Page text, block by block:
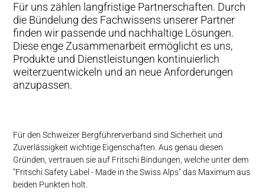
Für uns zählen langfristige Partnerschaften. Durch
die Bündelung des Fachwissens unserer Partner
finden wir passende und nachhaltige Lösungen.
Diese enge Zusammenarbeit ermöglicht es uns,
Produkte und Dienstleistungen kontinuierlich
weiterzuentwickeln und an neue Anforderungen
anzupassen.
Für den Schweizer Bergführerverband sind Sicherheit und
Zuverlässigkeit wichtige Eigenschaften. Aus genau diesen
Gründen, vertrauen sie auf Fritschi Bindungen, welche unter dem
"Fritschi Safety Label - Made in the Swiss Alps" das Maximum aus
beiden Punkten holt.